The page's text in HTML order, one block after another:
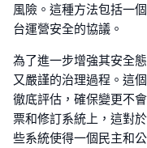
風險。這種方法包括一
台運營安全的協議。
為了進一步增強其安全
又嚴謹的治理過程。這
徹底評估，確保變更不
票和修訂系統上，這對
些系統使得一個民主和